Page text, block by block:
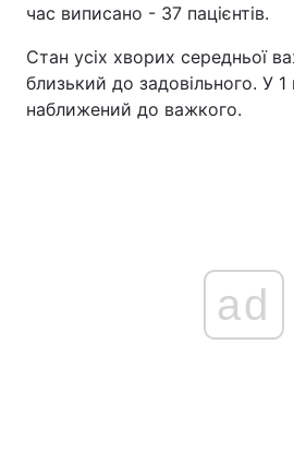
час виписано - 37 пацієнтів.
Стан усіх хворих середньої
близький до задовільного. У 1
наближений до важкого.
ad